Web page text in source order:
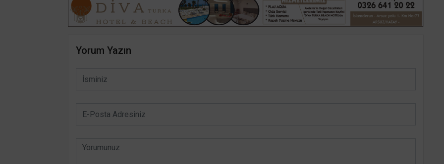
Yorum Yazın